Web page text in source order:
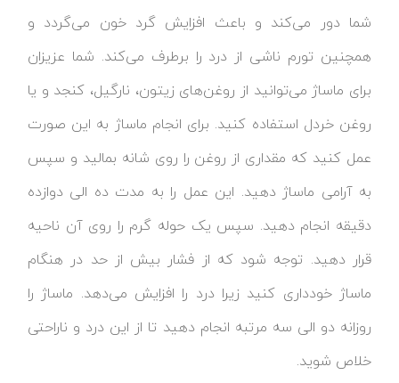
شما دور می‌کند و باعث افزایش گرد خون می‌گردد و
همچنین تورم ناشی از درد را برطرف می‌کند. شما عزیزان
برای ماساژ می‌توانید از روغن‌های زیتون، نارگیل، کنجد و یا
روغن خردل استفاده کنید. برای انجام ماساژ به این صورت
عمل کنید که مقداری از روغن را روی شانه بمالید و سپس
به آرامی ماساژ دهید. این عمل را به مدت ده الی دوازده
دقیقه انجام دهید. سپس یک حوله گرم را روی آن ناحیه
قرار دهید. توجه شود که از فشار بیش از حد در هنگام
ماساژ خودداری کنید زیرا درد را افزایش می‌دهد. ماساژ را
روزانه دو الی سه مرتبه انجام دهید تا از این درد و ناراحتی
خلاص شوید.